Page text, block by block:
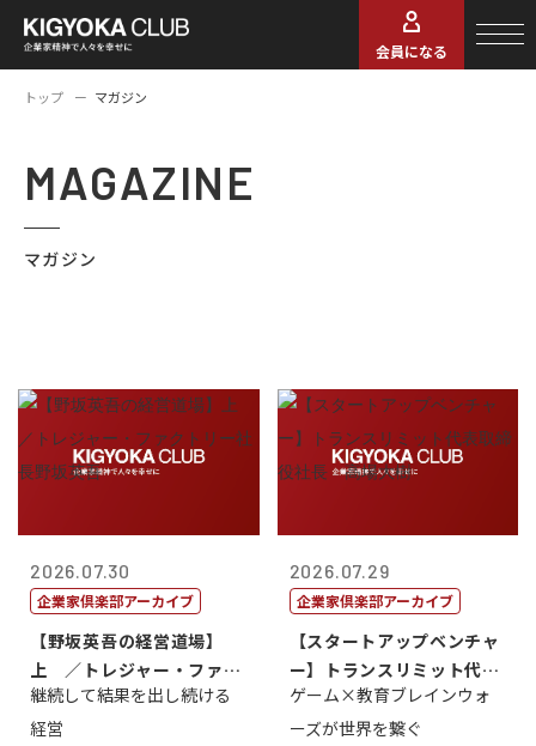
会員になる
トップ マガジン
MAGAZINE
マガジン
2026.07.30
企業家倶楽部アーカイブ
【野坂英吾の経営道場】
上 ／トレジャー・ファク
トリー社長野坂...
継続して結果を出し続ける
経営
2026.07.29
企業家倶楽部アーカイブ
【スタートアップベンチャ
ー】トランスリミット代表
取締役社長 ...
ゲーム×教育ブレインウォ
ーズが世界を繋ぐ